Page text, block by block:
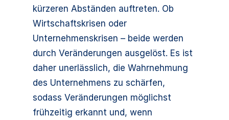
kürzeren Abständen auftreten. Ob
Wirtschaftskrisen oder
Unternehmenskrisen – beide werden
durch Veränderungen ausgelöst. Es ist
daher unerlässlich, die Wahrnehmung
des Unternehmens zu schärfen,
sodass Veränderungen möglichst
frühzeitig erkannt und, wenn